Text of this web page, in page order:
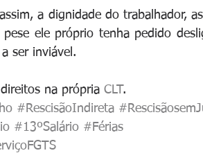
a dignidade do trabalhador,
ele próprio tenha pedido
ser inviável.
na própria CLT.
#RescisãoIndireta
#13ºSalário #Férias